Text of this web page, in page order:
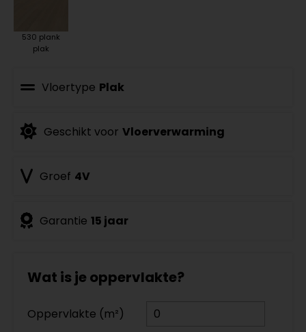
530 plank
plak
Vloertype Plak
Geschikt voor Vloerverwarming
Groef 4V
Garantie 15 jaar
Wat is je oppervlakte?
Oppervlakte (m²)